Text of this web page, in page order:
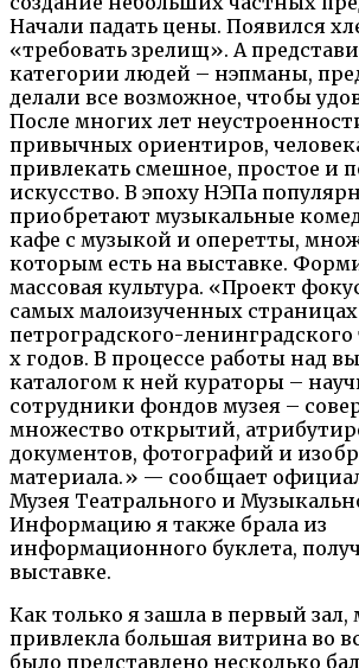
Начали падать цены. Появился
«требовать зрелищ». А
категории людей – нэпманы,
делали все возможное, чтобы
После многих лет
привычных ориентиров,
привлекать смешное, простое и
искусство. В эпоху НЭПа
приобретают музыкальные
кафе с музыкой и оперетты,
которым есть на выставке.
массовая культура. «Проект
самых малоизученных
петроградского-ленинградского
х годов. В процессе работы над
каталогом к ней кураторы –
сотрудники фондов музея –
множество открытий,
документов, фотографий и
материала.» — сообщает
Музея Театрального и
Информацию я также брала из
информационного буклета,
выставке.
Как только я зашла в первый
привлекла большая витрина во
было представлено несколько